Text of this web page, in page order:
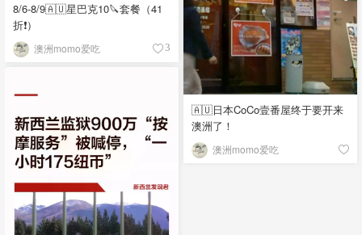
8/6-8/9🇦🇺星巴克10🔪套餐（41
折❗）
澳洲momo爱吃 3
🇦🇺日本CoCo壹番屋终于要开来
澳洲了！
澳洲momo爱吃